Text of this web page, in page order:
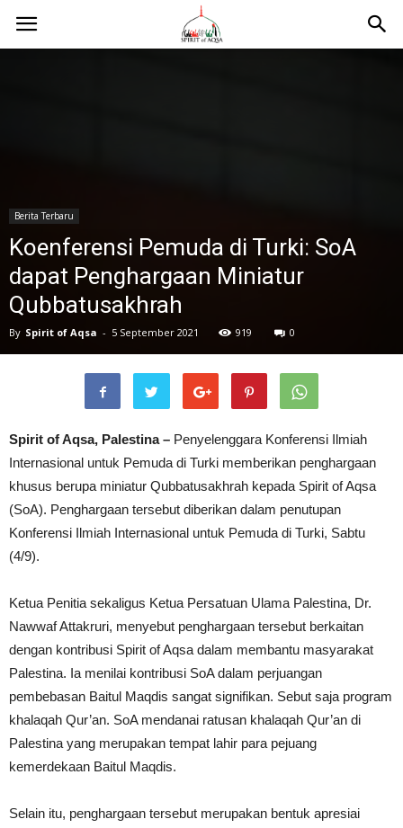
Berita Terbaru
Koenferensi Pemuda di Turki: SoA
dapat Penghargaan Miniatur
Qubbatusakhrah
By Spirit of Aqsa - 5 September 2021 919 0
Spirit of Aqsa, Palestina – Penyelenggara Konferensi Ilmiah
Internasional untuk Pemuda di Turki memberikan penghargaan
khusus berupa miniatur Qubbatusakhrah kepada Spirit of Aqsa
(SoA). Penghargaan tersebut diberikan dalam penutupan
Konferensi Ilmiah Internasional untuk Pemuda di Turki, Sabtu
(4/9).
Ketua Penitia sekaligus Ketua Persatuan Ulama Palestina, Dr.
Nawwaf Attakruri, menyebut penghargaan tersebut berkaitan
dengan kontribusi Spirit of Aqsa dalam membantu masyarakat
Palestina. Ia menilai kontribusi SoA dalam perjuangan
pembebasan Baitul Maqdis sangat signifikan. Sebut saja program
khalaqah Qur’an. SoA mendanai ratusan khalaqah Qur’an di
Palestina yang merupakan tempat lahir para pejuang
kemerdekaan Baitul Maqdis.
Selain itu, penghargaan tersebut merupakan bentuk apresiai